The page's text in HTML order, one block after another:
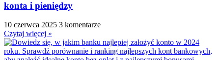
konta i pieniędzy
10 czerwca 2025 3 komentarze
Czytaj więcej »